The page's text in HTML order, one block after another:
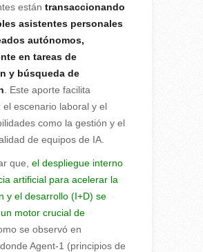
están transaccionando
asistentes personales
autónomos,
en tareas de
y búsqueda de
. Este aporte facilita
el escenario laboral y el
como la gestión y el
de equipos de IA.
que, el despliegue interno
artificial para acelerar la
y el desarrollo (I+D) se
motor crucial de
se observó en
, donde Agent-1 (principios de